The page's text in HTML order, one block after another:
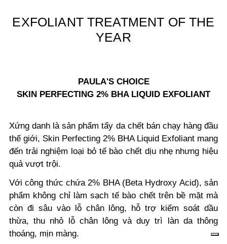
EXFOLIANT TREATMENT OF THE
YEAR
PAULA'S CHOICE
SKIN PERFECTING 2% BHA LIQUID EXFOLIANT
Xứng danh là sản phẩm tẩy da chết bán chạy hàng đầu
thế giới, Skin Perfecting 2% BHA Liquid Exfoliant mang
đến trải nghiệm loại bỏ tế bào chết dịu nhẹ nhưng hiệu
quả vượt trội.
Với công thức chứa 2% BHA (Beta Hydroxy Acid), sản
phẩm không chỉ làm sạch tế bào chết trên bề mặt mà
còn đi sâu vào lỗ chân lông, hỗ trợ kiểm soát dầu
thừa, thu nhỏ lỗ chân lông và duy trì làn da thông
thoáng, mịn màng.